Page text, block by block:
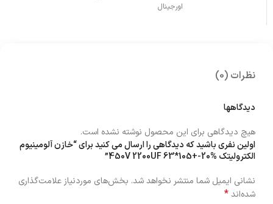
اورجینال
نظرات (0)
دیدگاهها
هیچ دیدگاهی برای این محصول نوشته نشده است.
اولین نفری باشید که دیدگاهی را ارسال می کنید برای “خازن آلومینیوم
الکترولیتک 450V 2200UF 63*105+-20%”
نشانی ایمیل شما منتشر نخواهد شد. بخش‌های موردنیاز علامت‌گذاری
شده‌اند*